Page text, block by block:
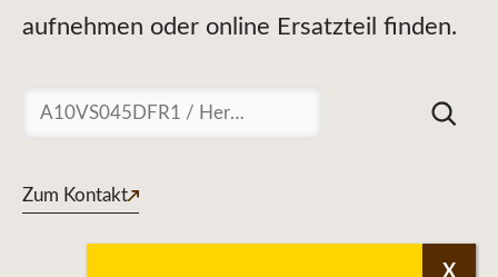
aufnehmen oder online Ersatzteil finden.
Suchen
Zum Kontakt